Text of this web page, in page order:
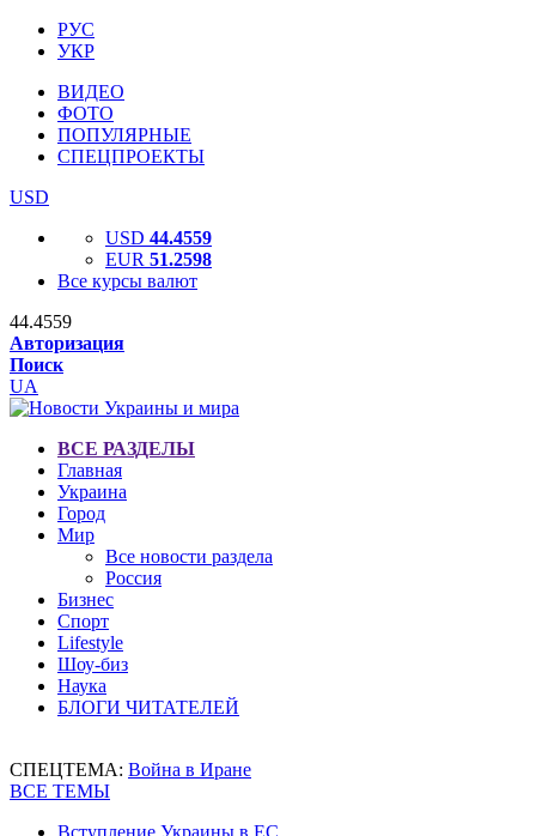
РУС
УКР
ВИДЕО
ФОТО
ПОПУЛЯРНЫЕ
СПЕЦПРОЕКТЫ
USD
USD 44.4559
EUR 51.2598
Все курсы валют
44.4559
Авторизация
Поиск
UA
ВСЕ РАЗДЕЛЫ
Главная
Украина
Город
Мир
Все новости раздела
Россия
Бизнес
Спорт
Lifestyle
Шоу-биз
Наука
БЛОГИ ЧИТАТЕЛЕЙ
СПЕЦТЕМА: Война в Иране
ВСЕ ТЕМЫ
Вступление Украины в ЕС